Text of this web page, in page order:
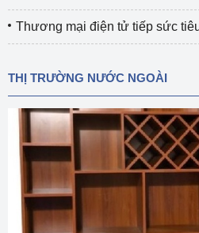
Thương mại điện tử tiếp sức
THỊ TRƯỜNG NƯỚC NGOÀI